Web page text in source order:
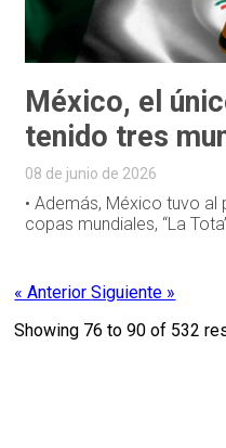
México, el
tenido tres
08 de junio de 2026
• Además, México tuvo
copas mundiales, “La
« AnteriorSiguiente »
Showing 76 to90 of 532